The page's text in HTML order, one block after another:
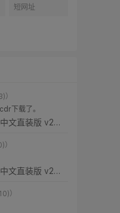
图形图像(13)
下载了。